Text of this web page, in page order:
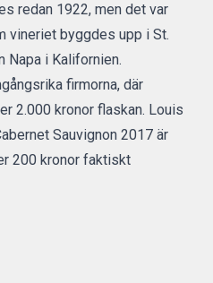
redan 1922, men det var
byggdes upp i St.
Napa i Kalifornien.
firmorna, där
2.000 kronor flaskan. Louis
Sauvignon 2017 är
200 kronor faktiskt